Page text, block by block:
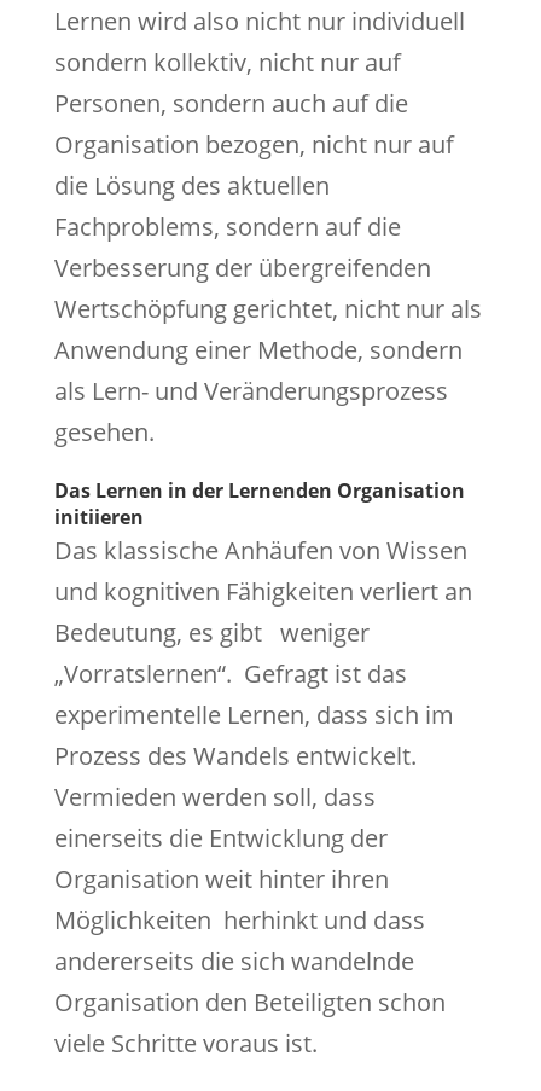
Lernen wird also nicht nur individuell
sondern kollektiv, nicht nur auf
Personen, sondern auch auf die
Organisation bezogen, nicht nur auf
die Lösung des aktuellen
Fachproblems, sondern auf die
Verbesserung der übergreifenden
Wertschöpfung gerichtet, nicht nur als
Anwendung einer Methode, sondern
als Lern- und Veränderungsprozess
gesehen.
Das Lernen in der Lernenden Organisation
initiieren
Das klassische Anhäufen von Wissen
und kognitiven Fähigkeiten verliert an
Bedeutung, es gibt weniger
„Vorratslernen“. Gefragt ist das
experimentelle Lernen, dass sich im
Prozess des Wandels entwickelt.
Vermieden werden soll, dass
einerseits die Entwicklung der
Organisation weit hinter ihren
Möglichkeiten herhinkt und dass
andererseits die sich wandelnde
Organisation den Beteiligten schon
viele Schritte voraus ist.